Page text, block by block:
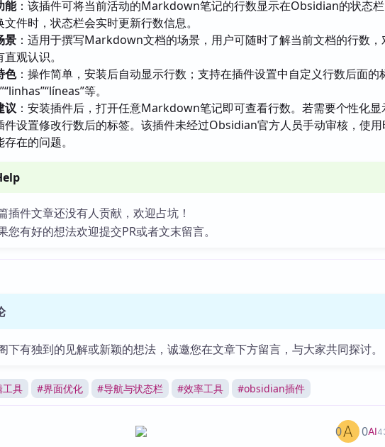
能：该插件可将当前活动的Markdown笔记的行数显示在Obsidian的状态
文件时，状态栏会实时更新行数信息。
景 ：适用于撰写Markdown文档的场景，用户可随时了解当前文档的行数，
观认识。
色：操作简单，安装后自动显示行数；支持在插件设置中自定义行数后面的
等。
议 ：安装插件后，打开任意Markdown笔记即可查看行数。若需要个性化显
件设置修改行数后的标签。该插件未经过Obsidian官方人员手动审核，使用
在的问题。
插件文章还没有人贡献，欢迎占坑！
您有好的想法欢迎提交PR或者文末留言。
下有独到的见解或新颖的想法，诚邀您在文章下方留言，与大家共同探讨。
工具 #界面优化 #导航与状态栏 #效率工具 #obsidian插件
AI
0 0